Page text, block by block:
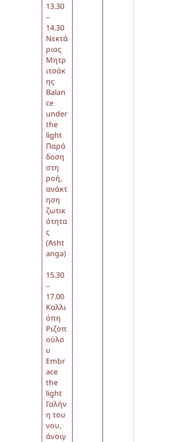
13.30
–
14.30
Νεκτά
ριος
Μητρ
ιτσάκ
ης
Balan
ce
under
the
light
Παρά
δοση
στη
ροή,
ανάκτ
ηση
ζωτικ
ότητα
ς
(Asht
anga)
15.30
–
17.00
Καλλι
όπη
Ριζοπ
ούλο
υ
Embr
ace
the
light
Γαλήν
η του
νου,
άνοιγ